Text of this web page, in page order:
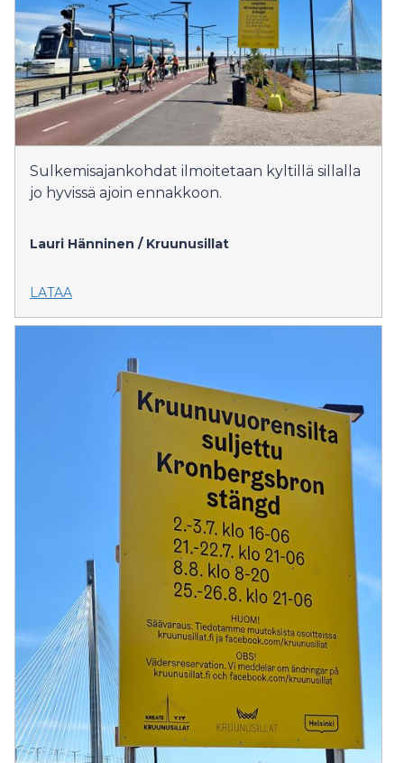
Sulkemisajankohdat ilmoitetaan kyltillä sillalla
jo hyvissä ajoin ennakkoon.
Lauri Hänninen / Kruunusillat
LATAA